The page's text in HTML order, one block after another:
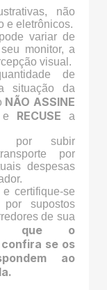
não
e eletrônicos.
variar de
monitor, a
visual.
de
situação da
NÃO ASSINE
e RECUSE a
por subir
por
despesas
certifique-se
supostos
de sua
que o
se os
ao